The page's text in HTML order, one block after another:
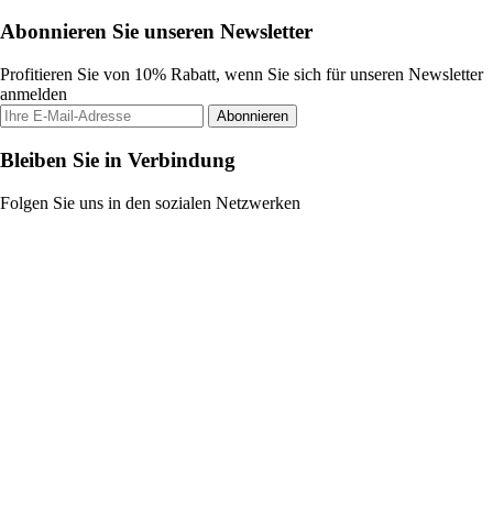
Abonnieren Sie unseren Newsletter
Profitieren Sie von 10% Rabatt, wenn Sie sich für unseren Newsletter
anmelden
Abonnieren
Bleiben Sie in Verbindung
Folgen Sie uns in den sozialen Netzwerken